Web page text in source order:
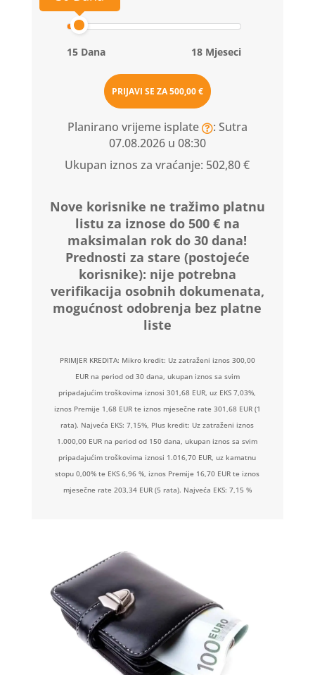
15 Dana 18 Mjeseci
PRIJAVI SE ZA500,00 €
Planirano vrijeme isplate
: Sutra
07.08.2026 u 08:30
Ukupan iznos za vraćanje: 502,80 €
Nove korisnike ne tražimo platnu
listu za iznose do 500 € na
maksimalan rok do 30 dana!
Prednosti za stare (postojeće
korisnike): nije potrebna
verifikacija osobnih dokumenata,
mogućnost odobrenja bez platne
liste
PRIMJER KREDITA: Mikro kredit: Uz zatraženi iznos 300,00
EUR na period od 30 dana, ukupan iznos sa svim
pripadajućim troškovima iznosi 301,68 EUR, uz EKS 7,03%,
iznos Premije 1,68 EUR te iznos mjesečne rate 301,68 EUR (1
rata). Najveća EKS: 7,15%, Plus kredit: Uz zatraženi iznos
1.000,00 EUR na period od 150 dana, ukupan iznos sa svim
pripadajućim troškovima iznosi 1.016,70 EUR, uz kamatnu
stopu 0,00% te EKS 6,96 %, iznos Premije 16,70 EUR te iznos
mjesečne rate 203,34 EUR (5 rata). Najveća EKS: 7,15 %